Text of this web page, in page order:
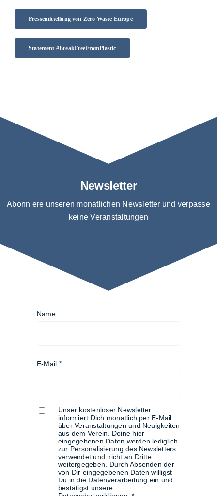
Pressemitteilung von Zero Waste Europe
Statement #BreakFreeFromPlastic
Newsletter
Abonniere unseren monatlichen Newsletter und verpasse
keine Veranstaltungen
Name
E-Mail
Unser kostenloser Newsletter
informiert Dich monatlich per E-Mail
über Veranstaltungen und Neuigkeiten
aus dem Verein. Deine hier
eingegebenen Daten werden lediglich
zur Personalisierung des Newsletters
verwendet und nicht an Dritte
weitergegeben. Durch Absenden der
von Dir eingegebenen Daten willigst
Du in die Datenverarbeitung ein und
bestätigst unsere